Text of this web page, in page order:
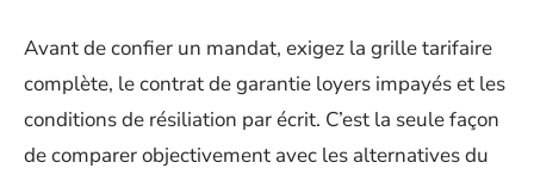
Avant de confier un mandat, exigez la grille tarifaire
complète, le contrat de garantie loyers impayés et les
conditions de résiliation par écrit. C’est la seule façon
de comparer objectivement avec les alternatives du